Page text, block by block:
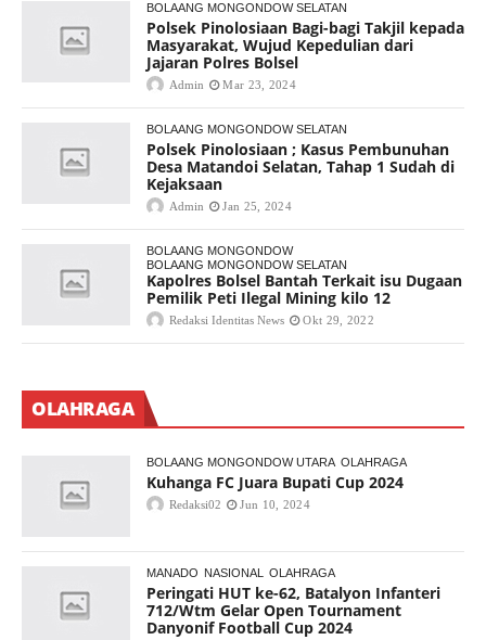
BOLAANG MONGONDOW SELATAN
Polsek Pinolosiaan Bagi-bagi Takjil kepada
Masyarakat, Wujud Kepedulian dari
Jajaran Polres Bolsel
Admin Mar 23, 2024
BOLAANG MONGONDOW SELATAN
Polsek Pinolosiaan ; Kasus Pembunuhan
Desa Matandoi Selatan, Tahap 1 Sudah di
Kejaksaan
Admin Jan 25, 2024
BOLAANG MONGONDOW
BOLAANG MONGONDOW SELATAN
Kapolres Bolsel Bantah Terkait isu Dugaan
Pemilik Peti Ilegal Mining kilo 12
Redaksi Identitas News Okt 29, 2022
OLAHRAGA
BOLAANG MONGONDOW UTARA OLAHRAGA
Kuhanga FC Juara Bupati Cup 2024
Redaksi02 Jun 10, 2024
MANADO NASIONAL OLAHRAGA
Peringati HUT ke-62, Batalyon Infanteri
712/Wtm Gelar Open Tournament
Danyonif Football Cup 2024